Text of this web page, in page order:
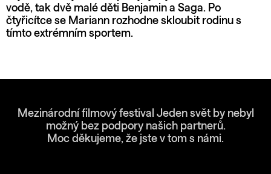
vodě, tak dvě malé děti Benjamin a Saga. Po
čtyřicítce se Mariann rozhodne skloubit rodinu s
tímto extrémním sportem.
Mezinárodní filmový festival Jeden svět by nebyl
možný bez podpory našich partnerů.
Moc děkujeme, že jste v tom s námi.